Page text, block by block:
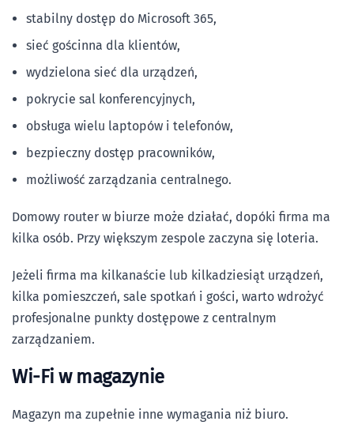
stabilny dostęp do Microsoft 365,
sieć gościnna dla klientów,
wydzielona sieć dla urządzeń,
pokrycie sal konferencyjnych,
obsługa wielu laptopów i telefonów,
bezpieczny dostęp pracowników,
możliwość zarządzania centralnego.
Domowy router w biurze może działać, dopóki firma ma
kilka osób. Przy większym zespole zaczyna się loteria.
Jeżeli firma ma kilkanaście lub kilkadziesiąt urządzeń,
kilka pomieszczeń, sale spotkań i gości, warto wdrożyć
profesjonalne punkty dostępowe z centralnym
zarządzaniem.
Wi-Fi w magazynie
Magazyn ma zupełnie inne wymagania niż biuro.